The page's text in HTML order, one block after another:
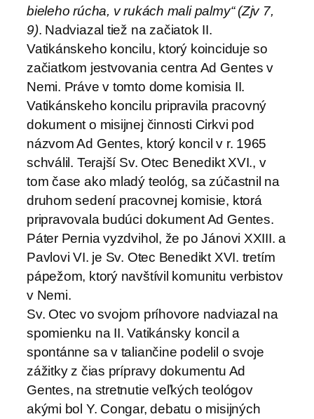
bieleho rúcha, v rukách mali palmy“ (Zjv 7,
9). Nadviazal tiež na začiatok II.
Vatikánskeho koncilu, ktorý koinciduje so
začiatkom jestvovania centra Ad Gentes v
Nemi. Práve v tomto dome komisia II.
Vatikánskeho koncilu pripravila pracovný
dokument o misijnej činnosti Cirkvi pod
názvom Ad Gentes, ktorý koncil v r. 1965
schválil. Terajší Sv. Otec Benedikt XVI., v
tom čase ako mladý teológ, sa zúčastnil na
druhom sedení pracovnej komisie, ktorá
pripravovala budúci dokument Ad Gentes.
Páter Pernia vyzdvihol, že po Jánovi XXIII. a
Pavlovi VI. je Sv. Otec Benedikt XVI. tretím
pápežom, ktorý navštívil komunitu verbistov
v Nemi.
Sv. Otec vo svojom príhovore nadviazal na
spomienku na II. Vatikánsky koncil a
spontánne sa v taliančine podelil o svoje
zážitky z čias prípravy dokumentu Ad
Gentes, na stretnutie veľkých teológov
akými bol Y. Congar, debatu o misijných